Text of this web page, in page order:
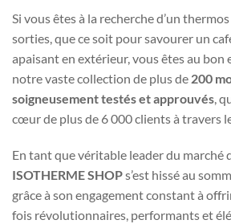
Si vous êtes à la recherche d’un
sorties, que ce soit pour savourer un
apaisant en extérieur, vous êtes au bon
notre vaste collection de plus de 200
soigneusement testés et approuvés ,
cœur de plus de 6 000 clients à travers
En tant que véritable leader du marché
ISOTHERME SHOPs’est hissé au
grâce à son engagement constant à
fois révolutionnaires, performants et